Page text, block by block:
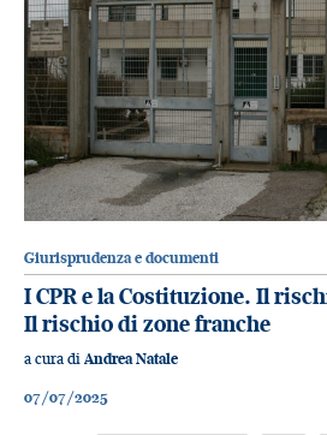
Giurisprudenza e documenti
I CPR e la Costituzione. Il
Il rischio di zone franche
a cura di Andrea Natale
07/07/2025